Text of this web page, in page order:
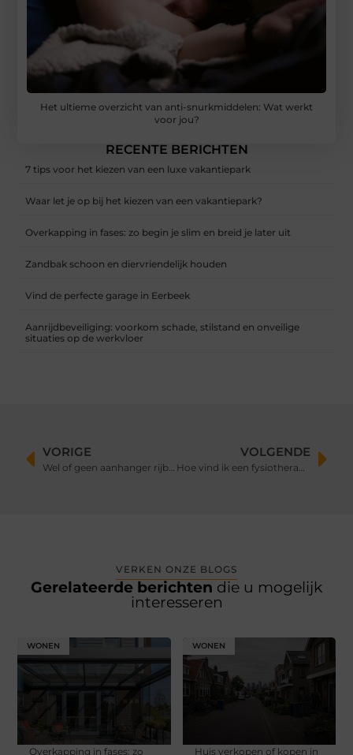
Het ultieme overzicht van anti-snurkmiddelen: Wat werkt
voor jou?
RECENTE BERICHTEN
7 tips voor het kiezen van een luxe vakantiepark
Waar let je op bij het kiezen van een vakantiepark?
Overkapping in fases: zo begin je slim en breid je later uit
Zandbak schoon en diervriendelijk houden
Vind de perfecte garage in Eerbeek
Aanrijdbeveiliging: voorkom schade, stilstand en onveilige
situaties op de werkvloer
VORIGE
Wel of geen aanhanger rijbewijs halen?
VOLGENDE
Hoe vind ik een fysiotherapeut in Nijmegen?
VERKEN ONZE BLOGS
Gerelateerde berichten die u mogelijk
interesseren
WONEN
Overkapping in fases: zo
WONEN
Huis verkopen of kopen in